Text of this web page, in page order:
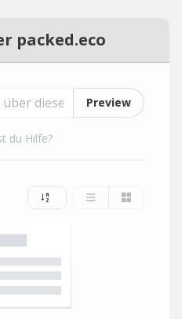
packed.eco
Preview
du Hilfe?